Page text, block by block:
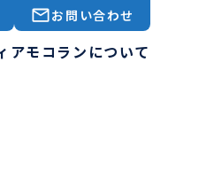
お問い合わせ
アモコランについて